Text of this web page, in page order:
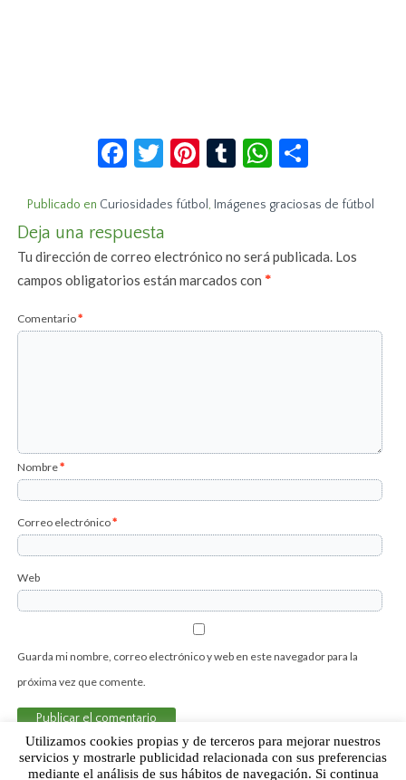
Facebook
Twitter
Pinterest
TumblrWhatsApp
Publicado en Curiosidades fútbol , Imágenes graciosas de fútbol
Deja una respuesta
Tu dirección de correo electrónico no será publicada. Los
campos obligatorios están marcados con*
Comentario*
Nombre*
Correo electrónico*
Web
Guarda mi nombre, correo electrónico y web en este navegador para la
próxima vez que comente.
Utilizamos cookies propias y de terceros para mejorar nuestros
servicios y mostrarle publicidad relacionada con sus preferencias
mediante el análisis de sus hábitos de navegación. Si continua